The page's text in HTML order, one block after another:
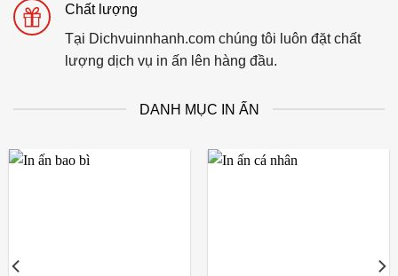
Chất lượng
Tại Dichvuinnhanh.com chúng tôi luôn đặt chất
lượng dịch vụ in ấn lên hàng đầu.
DANH MỤC IN ẤN